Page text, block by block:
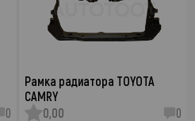
0
Рамка радиатора TOYOTA
CAMRY
0,00
0